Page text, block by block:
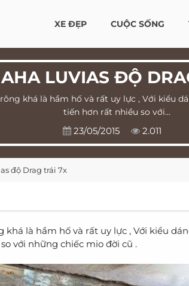
XE ĐẸP CUỘC SỐNG
LUVIAS ĐỘ
khá là hầm hố và rất uy lực , Với kiểu
tiến hơn rất nhiều so với...
23/05/2015 2.011
độ Drag trái 7x
là hầm hố và rất uy lực , Với kiểu
với những chiếc mio đời cũ .